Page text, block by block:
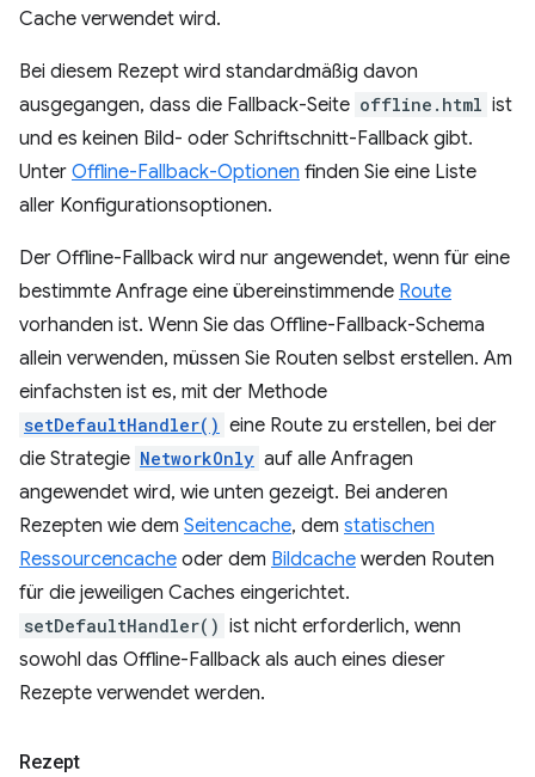
Cache verwendet wird.
Bei diesem Rezept wird standardmäßig davon
ausgegangen, dass die Fallback-Seite offline.html ist
und es keinen Bild- oder Schriftschnitt-Fallback gibt.
Unter Offline-Fallback-Optionen finden Sie eine Liste
aller Konfigurationsoptionen.
Der Offline-Fallback wird nur angewendet, wenn für eine
bestimmte Anfrage eine übereinstimmende Route
vorhanden ist. Wenn Sie das Offline-Fallback-Schema
allein verwenden, müssen Sie Routen selbst erstellen. Am
einfachsten ist es, mit der Methode
setDefaultHandler() eine Route zu erstellen, bei der
die Strategie NetworkOnly auf alle Anfragen
angewendet wird, wie unten gezeigt. Bei anderen
Rezepten wie dem Seitencache, dem statischen
Ressourcencache oder dem Bildcache werden Routen
für die jeweiligen Caches eingerichtet.
setDefaultHandler() ist nicht erforderlich, wenn
sowohl das Offline-Fallback als auch eines dieser
Rezepte verwendet werden.
Rezept